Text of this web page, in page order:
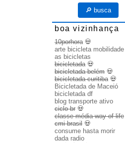
🔎 busca
boa vizinhança
10porhora💀
arte bicicleta mobilidade
as bicicletas
bicicletada💀
bicicletada belém 💀
bicicletada curitiba💀
Bicicletada de Maceió
bicicletada df
blog transporte ativo
ciclo br 💀
classe média way of life
cmi brasil 💀
consume hasta morir
dada radio